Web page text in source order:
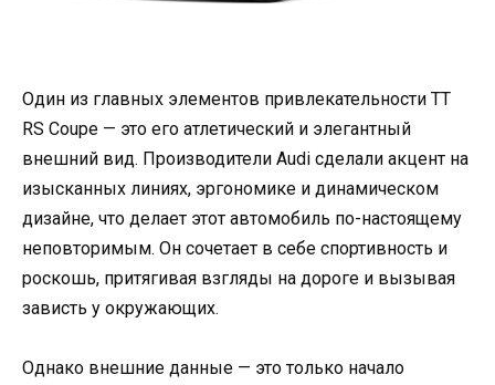
Один из главных элементов привлекательности TT
RS Coupe — это его атлетический и элегантный
внешний вид. Производители Audi сделали акцент на
изысканных линиях, эргономике и динамическом
дизайне, что делает этот автомобиль по-настоящему
неповторимым. Он сочетает в себе спортивность и
роскошь, притягивая взгляды на дороге и вызывая
зависть у окружающих.
Однако внешние данные — это только начало